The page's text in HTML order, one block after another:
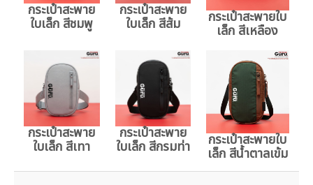
กระเป๋าสะพาย
ใบเล็ก สีชมพู
กระเป๋าสะพาย
ใบเล็ก สีส้ม กระเป๋าสะพายใบ
เล็ก สีเหลือง
กระเป๋าสะพาย
ใบเล็ก สีเทา
กระเป๋าสะพาย
ใบเล็ก สีกรมท่า กระเป๋าสะพายใบ
เล็ก สีน้ำตาลเข้ม